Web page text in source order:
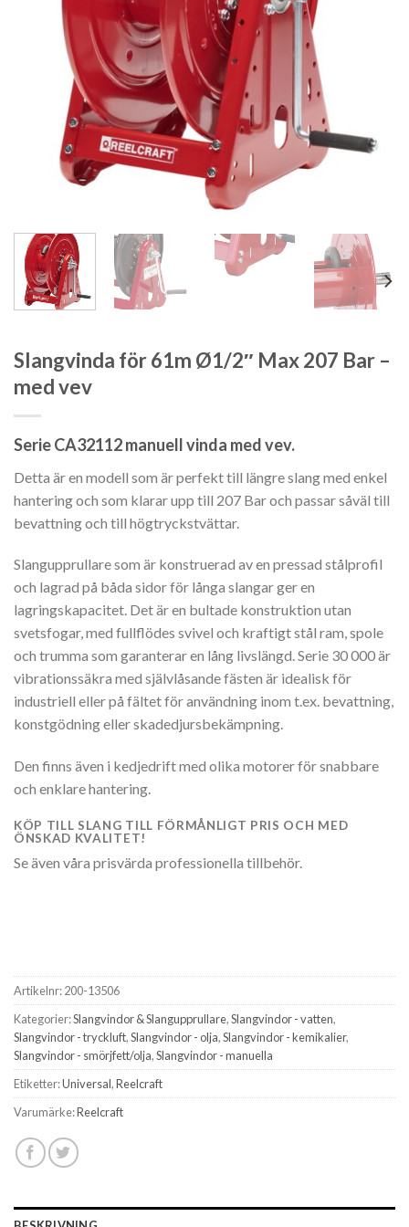
Slangvinda för 61m Ø1/2″ Max 207 Bar –
med vev
Serie CA32112 manuell vinda med vev.
Detta är en modell som är perfekt till längre slang med enkel
hantering och som klarar upp till 207 Bar och passar såväl till
bevattning och till högtryckstvättar.
Slangupprullare som är konstruerad av en pressad stålprofil
och lagrad på båda sidor för långa slangar ger en
lagringskapacitet. Det är en bultade konstruktion utan
svetsfogar, med fullflödes svivel och kraftigt stål ram, spole
och trumma som garanterar en lång livslängd. Serie 30 000 är
vibrationssäkra med självlåsande fästen är idealisk för
industriell eller på fältet för användning inom t.ex. bevattning,
konstgödning eller skadedjursbekämpning.
Den finns även i kedjedrift med olika motorer för snabbare
och enklare hantering.
KÖP TILL SLANG TILL FÖRMÅNLIGT PRIS OCH MED
ÖNSKAD KVALITET!
Se även våra prisvärda professionella tillbehör.
Artikelnr:200-13506
Kategorier:Slangvindor & Slangupprullare,Slangvindor - vatten,
Slangvindor - tryckluft,Slangvindor - olja,Slangvindor - kemikalier,
Slangvindor - smörjfett/olja,Slangvindor - manuella
Etiketter:Universal,Reelcraft
Varumärke:Reelcraft